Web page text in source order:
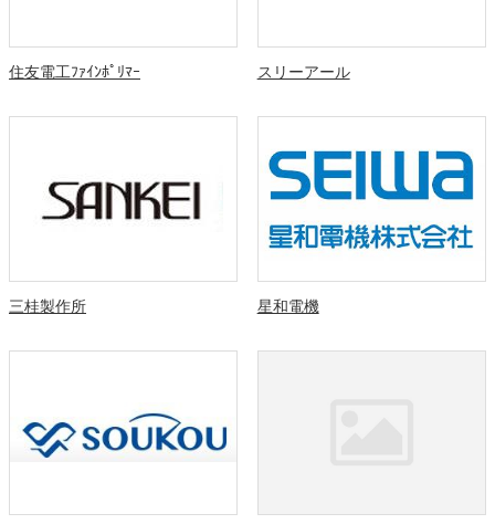
住友電工ﾌｧｲﾝﾎﾟﾘﾏｰ スリーアール
三桂製作所 星和電機